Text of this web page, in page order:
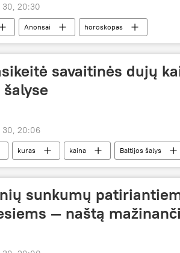
20:30
Anonsai horoskopas
savaitinės dujų
30, 20:06
kuras kaina Baltijos šalys
sunkumų
— naštą